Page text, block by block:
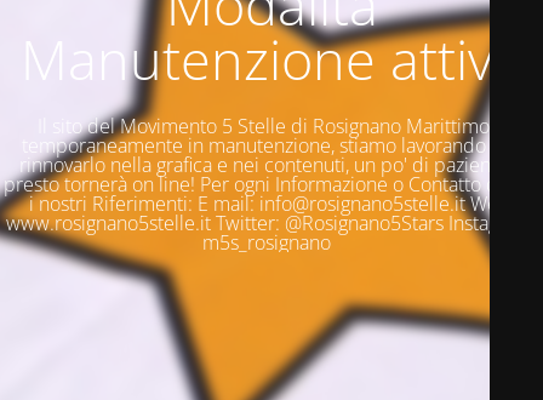
Manutenzione attiva
Il sito del Movimento 5 Stelle di Rosignano Marittimo è
temporaneamente in manutenzione, stiamo lavorando per
rinnovarlo nella grafica e nei contenuti, un po' di pazienza e
presto tornerà on line! Per ogni Informazione o Contatto questi
i nostri Riferimenti: E mail: info@rosignano5stelle.it Web:
www.rosignano5stelle.it Twitter: @Rosignano5Stars Instagram:
m5s_rosignano